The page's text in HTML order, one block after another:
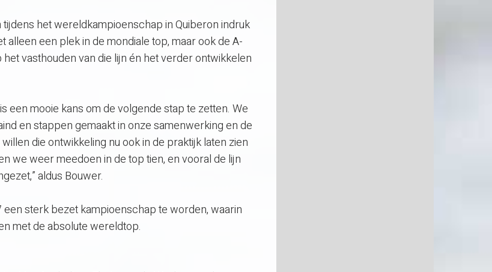
het wereldkampioenschap in Quiberon indruk
een plek in de mondiale top, maar ook de A-
vasthouden van die lijn én het verder ontwikkelen
een mooie kans om de volgende stap te zetten. We
en stappen gemaakt in onze samenwerking en de
die ontwikkeling nu ook in de praktijk laten zien
we weer meedoen in de top tien, en vooral de lijn
aldus Bouwer.
sterk bezet kampioenschap te worden, waarin
met de absolute wereldtop.